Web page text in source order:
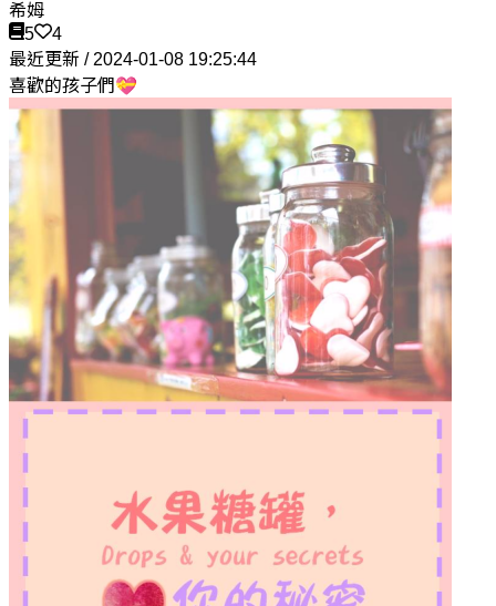
希姆
5
4
最近更新 / 2024-01-08 19:25:44
喜歡的孩子們💝